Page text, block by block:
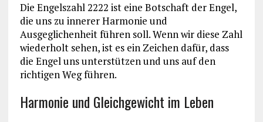
Die Engelszahl 2222 ist eine Botschaft der Engel,
die uns zu innerer Harmonie und
Ausgeglichenheit führen soll. Wenn wir diese Zahl
wiederholt sehen, ist es ein Zeichen dafür, dass
die Engel uns unterstützen und uns auf den
richtigen Weg führen.
Harmonie und Gleichgewicht im Leben